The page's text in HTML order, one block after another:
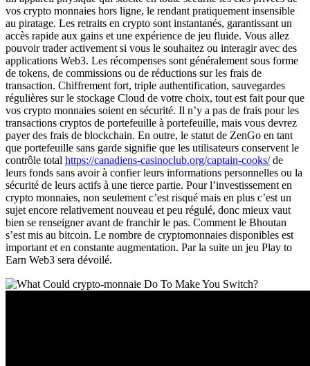
vos crypto monnaies hors ligne, le rendant pratiquement insensible
au piratage. Les retraits en crypto sont instantanés, garantissant un
accès rapide aux gains et une expérience de jeu fluide. Vous allez
pouvoir trader activement si vous le souhaitez ou interagir avec des
applications Web3. Les récompenses sont généralement sous forme
de tokens, de commissions ou de réductions sur les frais de
transaction. Chiffrement fort, triple authentification, sauvegardes
régulières sur le stockage Cloud de votre choix, tout est fait pour que
vos crypto monnaies soient en sécurité. Il n’y a pas de frais pour les
transactions cryptos de portefeuille à portefeuille, mais vous devrez
payer des frais de blockchain. En outre, le statut de ZenGo en tant
que portefeuille sans garde signifie que les utilisateurs conservent le
contrôle total https://canadiens-casinoclub.org/captain-cooks/de
leurs fonds sans avoir à confier leurs informations personnelles ou la
sécurité de leurs actifs à une tierce partie. Pour l’investissement en
crypto monnaies, non seulement c’est risqué mais en plus c’est un
sujet encore relativement nouveau et peu régulé, donc mieux vaut
bien se renseigner avant de franchir le pas. Comment le Bhoutan
s’est mis au bitcoin. Le nombre de cryptomonnaies disponibles est
important et en constante augmentation. Par la suite un jeu Play to
Earn Web3 sera dévoilé.